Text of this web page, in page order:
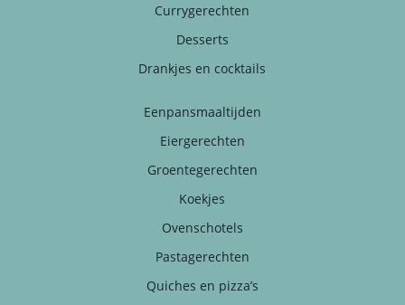
Currygerechten
Desserts
Drankjes en cocktails
Eenpansmaaltijden
Eiergerechten
Groentegerechten
Koekjes
Ovenschotels
Pastagerechten
Quiches en pizza’s